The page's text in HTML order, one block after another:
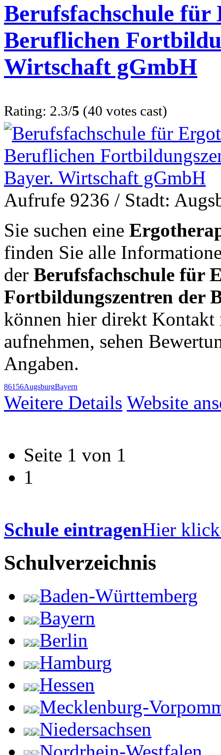
Berufsfachschule für
Beruflichen
Wirtschaft gGmbH
Rating: 2.3/5 (40 votes cast)
Aufrufe 9236 / Stadt:
Sie suchen eine
finden Sie alle
der Berufsfachschule für
Fortbildungszentren der
können hier direkt
aufnehmen, sehen
Angaben.
86156AugsburgBayern
Weitere Details Website
Seite 1 von 1
1
Schule eintragenHier
Schulverzeichnis
Baden-Württemberg
Bayern
Berlin
Hamburg
Hessen
Mecklenburg-
Niedersachsen